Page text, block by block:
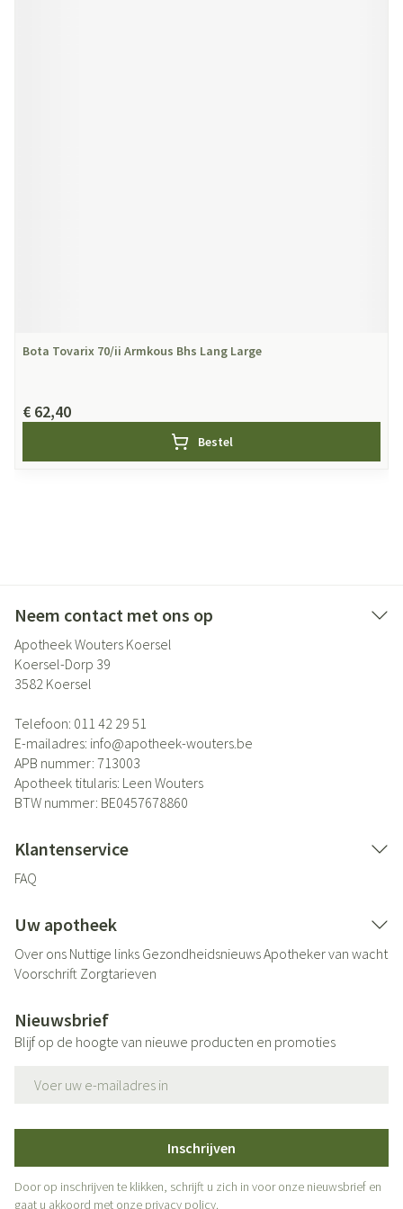
Bota Tovarix 70/ii Armkous Bhs Lang Large
€ 62,40
Bestel
Neem contact met ons op
Apotheek Wouters Koersel
Koersel-Dorp 39
3582 Koersel
Telefoon: 011 42 29 51
E-mailadres: info@apotheek-wouters.be
APB nummer: 713003
Apotheek titularis: Leen Wouters
BTW nummer: BE0457678860
Klantenservice
FAQ
Uw apotheek
Over ons Nuttige links GezondheidsnieuwsApotheker van wacht
Voorschrift Zorgtarieven
Nieuwsbrief
Blijf op de hoogte van nieuwe producten en promoties
Inschrijven
Door op inschrijven te klikken, schrijft u zich in voor onze nieuwsbrief en
gaat u akkoord met onze privacy policy.